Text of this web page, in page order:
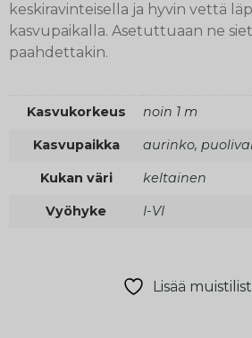
keskiravinteisella ja hyvin vettä
kasvupaikalla. Asetuttuaan ne
paahdettakin.
Kasvukorkeus noin 1 m
Kasvupaikka aurinko,
Kukan väri keltainen
Vyöhyke I-VI
Lisää